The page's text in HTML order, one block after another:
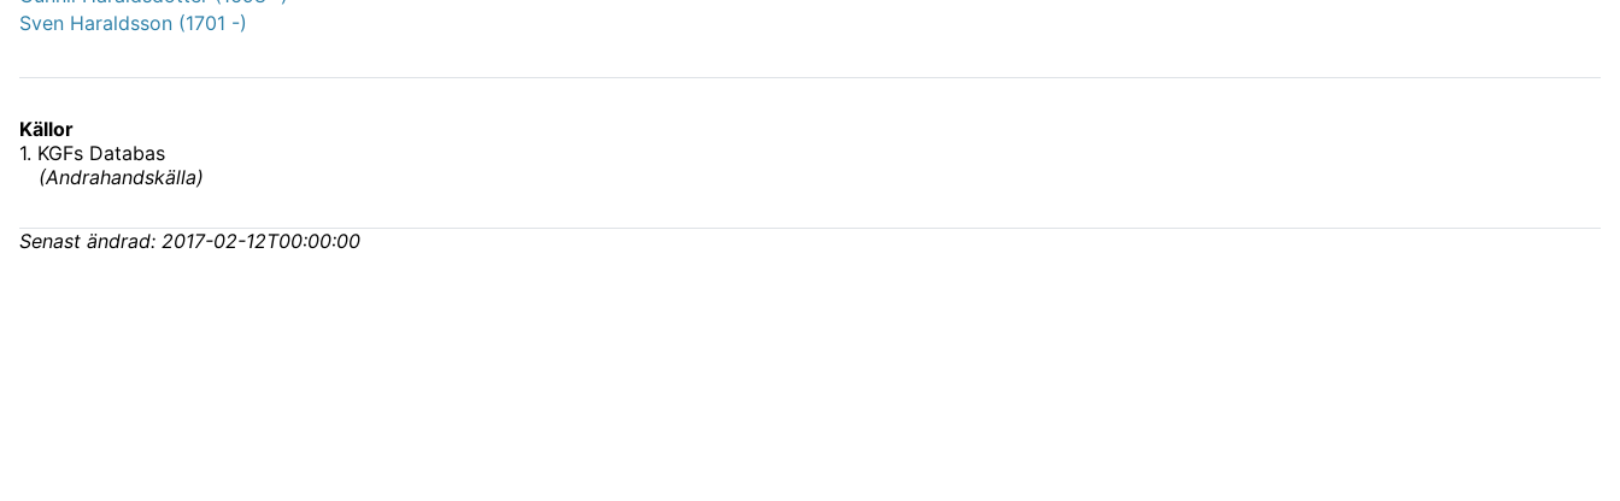
Sven Haraldsson (1701 -)
Källor
1. KGFs Databas
(Andrahandskälla)
Senast ändrad: 2017-02-12T00:00:00